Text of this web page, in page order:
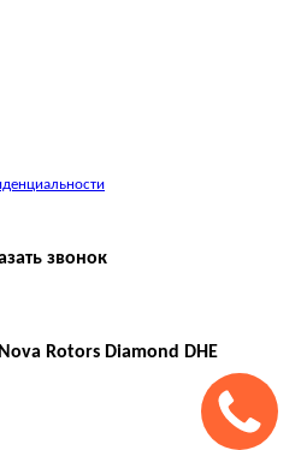
звонок
Rotors Diamond DHE